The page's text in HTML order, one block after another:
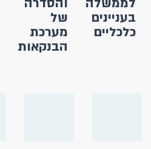
בעניינים
כלכליים
של
מערכת
הבנקאות